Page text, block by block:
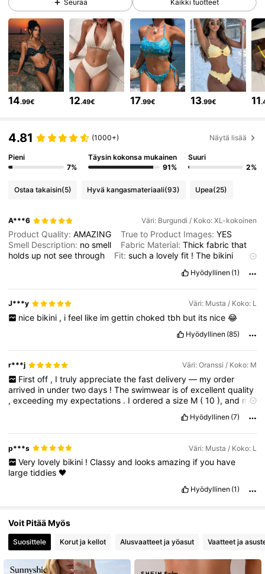
4.83 314K Seuraajat
4.83 314K Seuraajat
314K Seuraajat
314K Seuraajat
4.83 314K Seuraajat
4.83 314K Seuraajat
Seuraa Kaikki tuotteet
14.99€ 12.49€ 17.99€ 13.99€ 11
4.81 (1000+) Näytä lisää
Pieni
7%
Täysin kokonsa mukainen
91%
Suuri
2%
Ostaa takaisin(5) Hyvä kangasmateriaali(93) Upea(25)
A***6 Väri: Burgundi / Koko: XL-kokoinen
Product Quality:AMAZING True to Product Images:YES
Smell Description: nosmell Fabric Material:Thickfabricthat
holds up notseethrough Fit:sucha lovelyfit !The bikini
I’mhappy
Hyödyllinen (1)
J***y Väri: Musta / Koko: L
nice bikini , i feel like im gettin choked tbh but its nice 😂
Hyödyllinen (85)
r***j Väri: Oranssi / Koko: M
First off , I truly appreciate the fast delivery — my order
arrived in undertwodays !Theswimwear isofexcellentquality
,exceeding myexpectations . Iorderedasize M (10),and my
sizeis34C,and
the
topfitsperfectly,withtheoptiontoadjustittighterifneeded.
would gladly order
, especiallyifyou FUPA— itcompletely
hidesmylowertummyandhormonalfat.P.sIreally
appreciateallthe
helpedagreatdeal
Hyödyllinen (7)
p***s Väri: Musta / Koko: L
Very lovely bikini ! Classy and looks amazing if you have
largetiddies🖤
Hyödyllinen (1)
Voit Pitää Myös
Suosittele Korut ja kellot Alusvaatteet ja yöasut Vaatteet ja